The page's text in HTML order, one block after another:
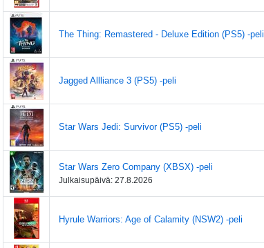
The Thing: Remastered - Deluxe Edition (PS5) -peli
Jagged Allliance 3 (PS5) -peli
Star Wars Jedi: Survivor (PS5) -peli
Star Wars Zero Company (XBSX) -peli
Julkaisupäivä: 27.8.2026
Hyrule Warriors: Age of Calamity (NSW2) -peli